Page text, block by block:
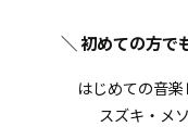
＼ 初めての方で
はじめての音楽
スズキ・メ